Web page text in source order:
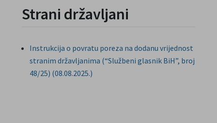
Strani državljani
Instrukcija o povratu poreza na dodanu vrijednost
stranim državljanima (“Službeni glasnik BiH”, broj
48/25) (08.08.2025.)